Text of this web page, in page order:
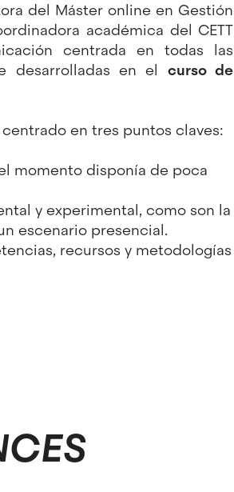
del Máster online en Gestión
académica del CETT
centrada en todas las
desarrolladas en el curso de
en tres puntos claves:
momento disponía de poca
y experimental, como son la
escenario presencial.
recursos y metodologías